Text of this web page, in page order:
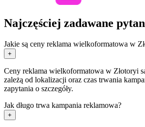
Najczęściej zadawane
Jakie są ceny reklama wielkoformatowa w
+
Ceny reklama wielkoformatowa w Złotoryi
zależą od lokalizacji oraz czas trwania
zapytania o szczegóły.
Jak długo trwa kampania reklamowa?
+